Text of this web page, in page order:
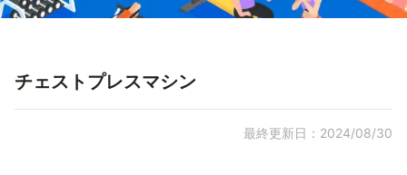
チェストプレスマシン
最終更新日：2024/08/30